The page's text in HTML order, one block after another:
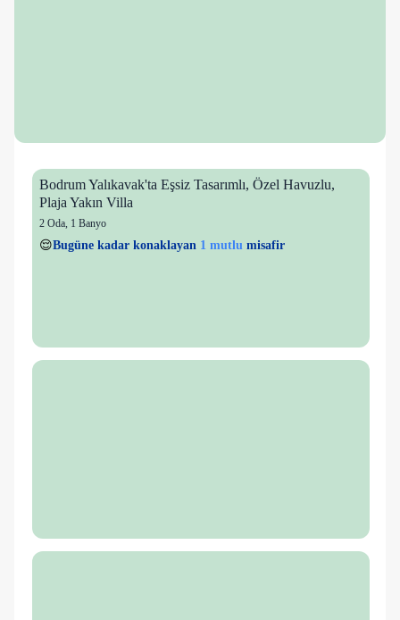
Bodrum Yalıkavak'ta Eşsiz Tasarımlı, Özel Havuzlu,
Plaja Yakın Villa
2 Oda, 1 Banyo
👀Son 1 saatte26 kişigörüntüledi